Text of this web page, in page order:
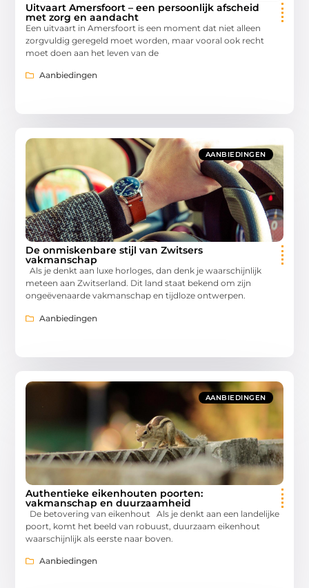
Uitvaart Amersfoort – een persoonlijk afscheid
met zorg en aandacht
Een uitvaart in Amersfoort is een moment dat niet alleen
zorgvuldig geregeld moet worden, maar vooral ook recht
moet doen aan het leven van de
Aanbiedingen
AANBIEDINGEN
De onmiskenbare stijl van Zwitsers
vakmanschap
Als je denkt aan luxe horloges, dan denk je waarschijnlijk
meteen aan Zwitserland. Dit land staat bekend om zijn
ongeëvenaarde vakmanschap en tijdloze ontwerpen.
Aanbiedingen
AANBIEDINGEN
Authentieke eikenhouten poorten:
vakmanschap en duurzaamheid
De betovering van eikenhout Als je denkt aan een landelijke
poort, komt het beeld van robuust, duurzaam eikenhout
waarschijnlijk als eerste naar boven.
Aanbiedingen